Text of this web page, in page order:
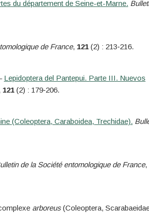
du département de Seine-et-Marne.
de France, 121(2) : 213‑216.
Lepidoptera del Pantepui. Parte III. Nuevos
121(2) : 179‑206.
(Coleoptera, Caraboidea, Trechidae).
de la Société entomologique de France,
arboreus(Coleoptera,